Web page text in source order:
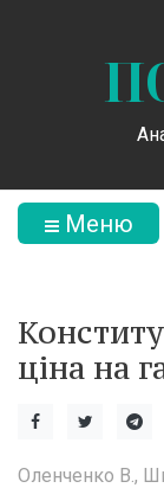
Меню
ціна на
Оленченко В.,